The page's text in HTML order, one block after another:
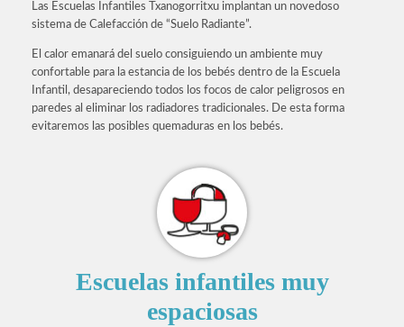
Las Escuelas Infantiles Txanogorritxu implantan un novedoso
sistema de Calefacción de “Suelo Radiante”.
El calor emanará del suelo consiguiendo un ambiente muy
confortable para la estancia de los bebés dentro de la Escuela
Infantil, desapareciendo todos los focos de calor peligrosos en
paredes al eliminar los radiadores tradicionales. De esta forma
evitaremos las posibles quemaduras en los bebés.
Escuelas infantiles muy
espaciosas